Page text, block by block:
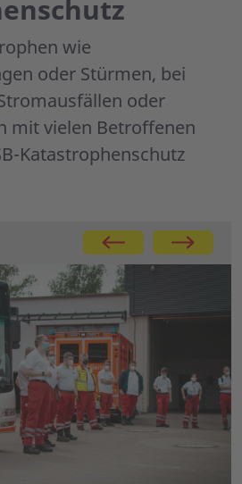
wie
oder Stürmen, bei
oder
mit vielen Betroffenen
Katastrophenschutz